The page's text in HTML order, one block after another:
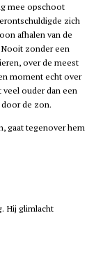
mee opschoot
zich
afhalen van de
Nooit zonder een
over de meest
moment echt over
ouder dan een
de zon.
gaat tegenover hem
Hij glimlacht